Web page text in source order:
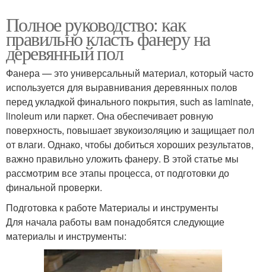
Полное руководство: как
правильно класть фанеру на
деревянный пол
Фанера — это универсальный материал, который часто
используется для выравнивания деревянных полов
перед укладкой финального покрытия, such as laminate,
linoleum или паркет. Она обеспечивает ровную
поверхность, повышает звукоизоляцию и защищает пол
от влаги. Однако, чтобы добиться хороших результатов,
важно правильно уложить фанеру. В этой статье мы
рассмотрим все этапы процесса, от подготовки до
финальной проверки.
Подготовка к работе Материалы и инструменты
Для начала работы вам понадобятся следующие
материалы и инструменты: